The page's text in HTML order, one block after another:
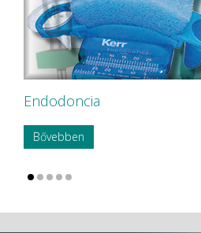
Endodoncia
Bővebben